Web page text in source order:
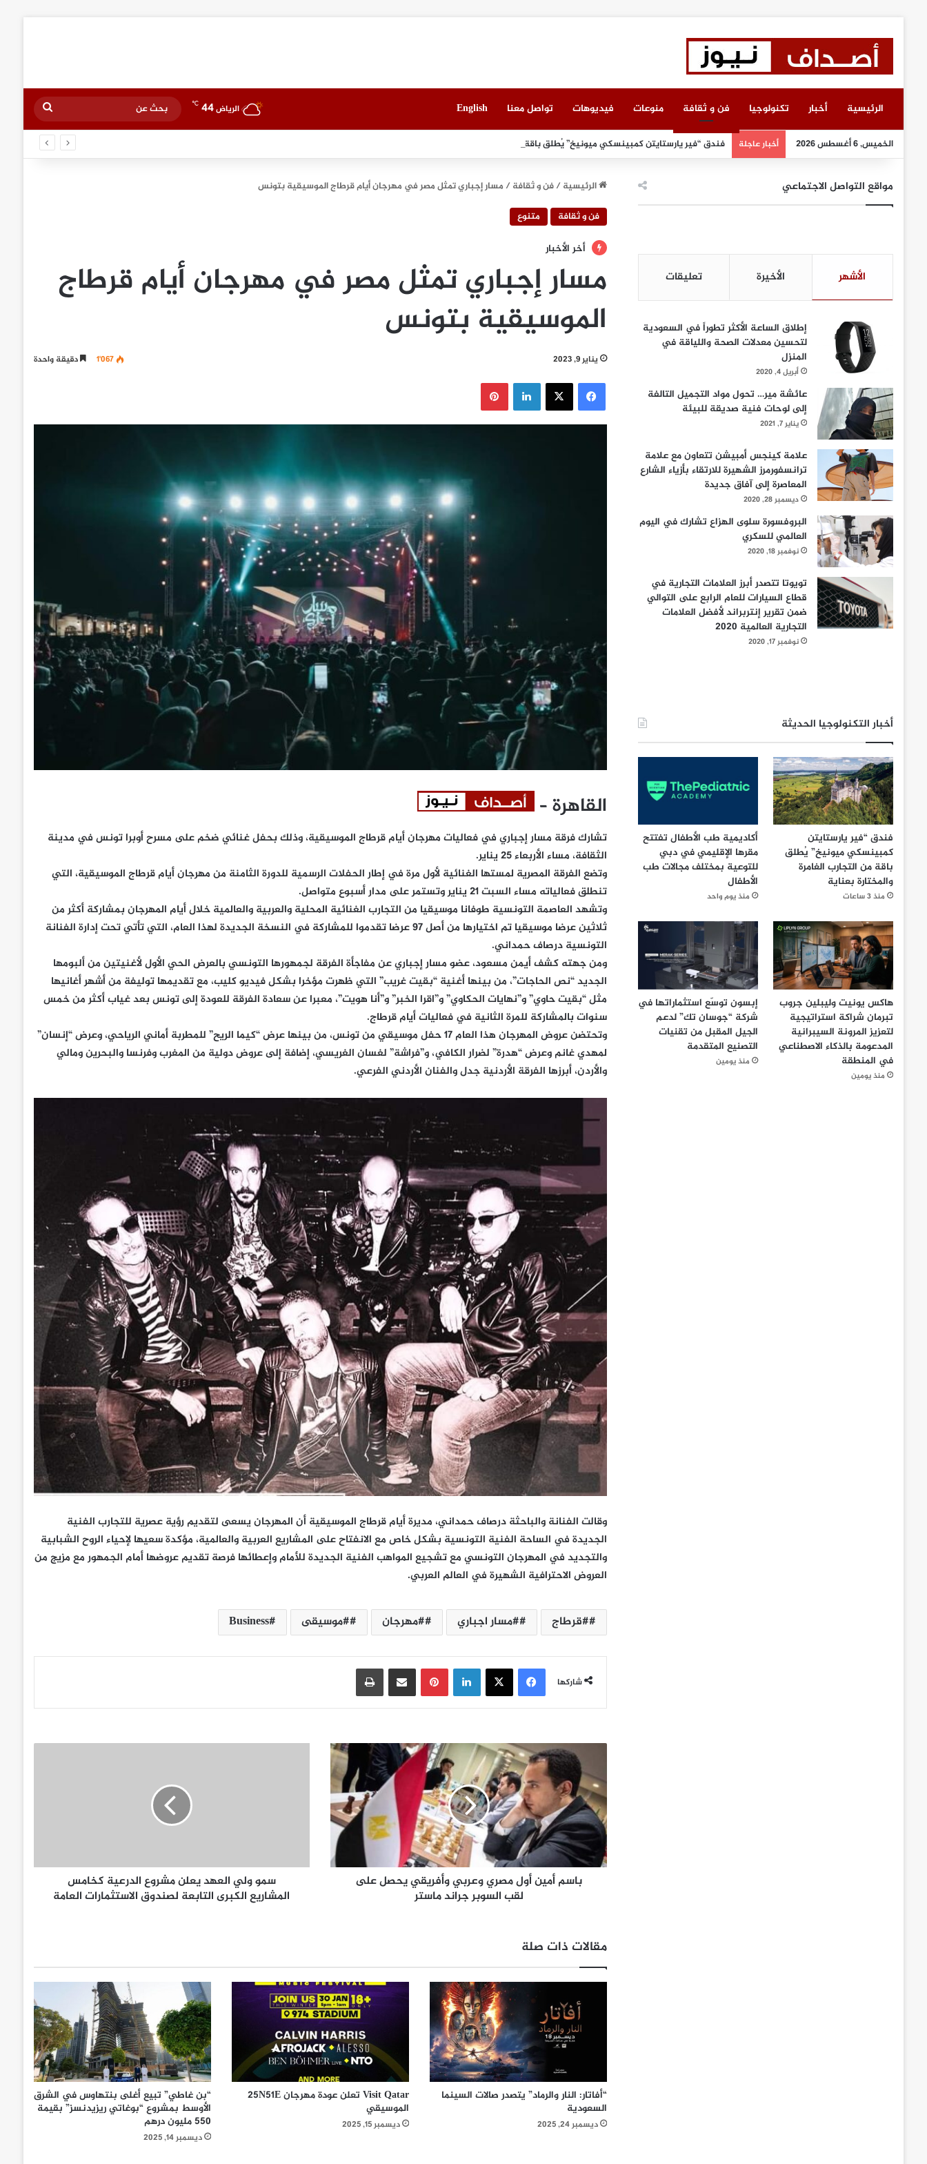
الرئيسية أخبار تكنولوجيا فن و ثقافة منوعات فيديوهات تواصل معنا English الرياض44
℃
بحث
عن
الخميس, 6 أغسطس 2026 أخبار عاجلة فندق “فير يارستايتن كمبينسكي ميونيخ” يُطلق باقة من التجارب الغامرة والمختارة بعناية
الرئيسية/فن و ثقافة/مسار إجباري تمثل مصر في مهرجان أيام قرطاج الموسيقية بتونس
فن و ثقافة
متنوع
أخر الأخبار
مسار إجباري تمثل مصر في مهرجان أيام قرطاج
الموسيقية بتونس
يناير 9, 2023 1٬067 دقيقة واحدة
فيسبوك ‫X لينكدإن
القاهرة –
تشارك فرقة مسار إجباري في فعاليات مهرجان أيام قرطاج الموسيقية، وذلك بحفل غنائي ضخم على مسرح أوبرا تونس في مدينة
الثقافة، مساء الأربعاء 25 يناير.
وتضع الفرقة المصرية لمستها الغنائية لأول مرة في إطار الحفلات الرسمية للدورة الثامنة من مهرجان أيام قرطاج الموسيقية، التي
تنطلق فعالياته مساء السبت 21 يناير وتستمر على مدار أسبوع متواصل.
وتشهد العاصمة التونسية طوفانا موسيقيا من التجارب الغنائية المحلية والعربية والعالمية خلال أيام المهرجان بمشاركة أكثر من
ثلاثين عرضا موسيقيا تم اختيارها من أصل 97 عرضا تقدموا للمشاركة في النسخة الجديدة لهذا العام، التي تأتي تحت إدارة الفنانة
التونسية درصاف حمداني.
ومن جهته كشف أيمن مسعود، عضو مسار إجباري عن مفاجأة الفرقة لجمهورها التونسي بالعرض الحي الأول لأغنيتين من ألبومها
الجديد “نص الحاجات”، من بينها أغنية “بقيت غريب” التي ظهرت مؤخرا بشكل فيديو كليب، مع تقديمها توليفة من أشهر أغانيها
مثل “بقيت حاوي” و”نهايات الحكاوي” و”اقرا الخبر” و”أنا هويت”، معبرا عن سعادة الفرقة للعودة إلى تونس بعد غياب أكثر من خمس
سنوات بالمشاركة للمرة الثانية في فعاليات أيام قرطاج.
وتحتضن عروض المهرجان هذا العام 17 حفل موسيقي من تونس، من بينها عرض “كيما الريح” للمطربة أماني الرياحي، وعرض “إنسان”
لمهدي غانم وعرض “هدرة” لضرار الكافي، و”فراشة” لغسان الغريسي، إضافة إلى عروض دولية من المغرب وفرنسا والبحرين ومالي
والأردن، أبرزها الفرقة الأردنية جدل والفنان الأردني الفرعي.
وقالت الفنانة والباحثة درصاف حمداني، مديرة أيام قرطاج الموسيقية أن المهرجان يسعى لتقديم رؤية عصرية للتجارب الفنية
الجديدة في الساحة الفنية التونسية بشكل خاص مع الانفتاح على المشاريع العربية والعالمية، مؤكدة سعيها لإحياء الروح الشبابية
والتجديد في المهرجان التونسي مع تشجيع المواهب الفنية الجديدة للأمام وإعطائها فرصة تقديم عروضها أمام الجمهور مع مزيج من
العروض الاحترافية الشهيرة في العالم العربي.
#قرطاج #مسار اجباري #مهرجان #موسيقى Business
شاركها
فيسبوك ‫X لينكدإن بينتيريست مشاركة عبر البريد
ب
س
م
أ
م
ي
ن
أ
ي
و
ع
ر
ي
ق
ي
باسم أمين أول مصري وعربي وأفريقي يحصل على
لقب السوبر جراند ماستر
ع
م
ش
ر
و
ا
ل
د
ر
ع
سمو ولي العهد يعلن مشروع الدرعية كخامس
المشاريع الكبرى التابعة لصندوق الاستثمارات العامة
مقالات ذات صلة
“أفاتار: النار والرماد” يتصدر صالات السينما
السعودية
ديسمبر 24, 2025
Visit Qatar تعلن عودة مهرجان 25N51E
الموسيقي
ديسمبر 15, 2025
“بن غاطي” تبيع أغلى بنتهاوس في الشرق
الأوسط بمشروع “بوغاتي ريزيدنسز” بقيمة
550 مليون درهم
ديسمبر 14, 2025
مواقع التواصل الاجتماعي
الأشهر الأخيرة تعليقات
إطلاق الساعة الأكثر تطوراً في السعودية
لتحسين معدلات الصحة واللياقة في
المنزل
أبريل 4, 2020
عائشة مير… تحول مواد التجميل التالفة
إلى لوحات فنية صديقة للبيئة
يناير 7, 2021
علامة كينجس أمبيشن تتعاون مع علامة
ترانسفورمرز الشهيرة للارتقاء بأزياء الشارع
المعاصرة إلى آفاق جديدة
ديسمبر 28, 2020
البروفسورة سلوى الهزاع تشارك في اليوم
العالمي للسكري
نوفمبر 18, 2020
تويوتا تتصدر أبرز العلامات التجارية في
قطاع السيارات للعام الرابع على التوالي
ضمن تقرير إنتربراند لأفضل العلامات
التجارية العالمية 2020
نوفمبر 17, 2020
أخبار التكنولوجيا الحديثة
فندق “فير يارستايتن
كمبينسكي ميونيخ” يُطلق
باقة من التجارب الغامرة
والمختارة بعناية
منذ 3 ساعات
أكاديمية طب الأطفال تفتتح
مقرها الإقليمي في دبي
للتوعية بمختلف مجالات طب
الأطفال
منذ يوم واحد
هاكس يونيت وليبلين جروب
تبرمان شراكة استراتيجية
لتعزيز المرونة السيبرانية
المدعومة بالذكاء الاصطناعي
في المنطقة
منذ يومين
إبسون توسّع استثماراتها في
شركة “جوسان تك” لدعم
الجيل المقبل من تقنيات
التصنيع المتقدمة
منذ يومين